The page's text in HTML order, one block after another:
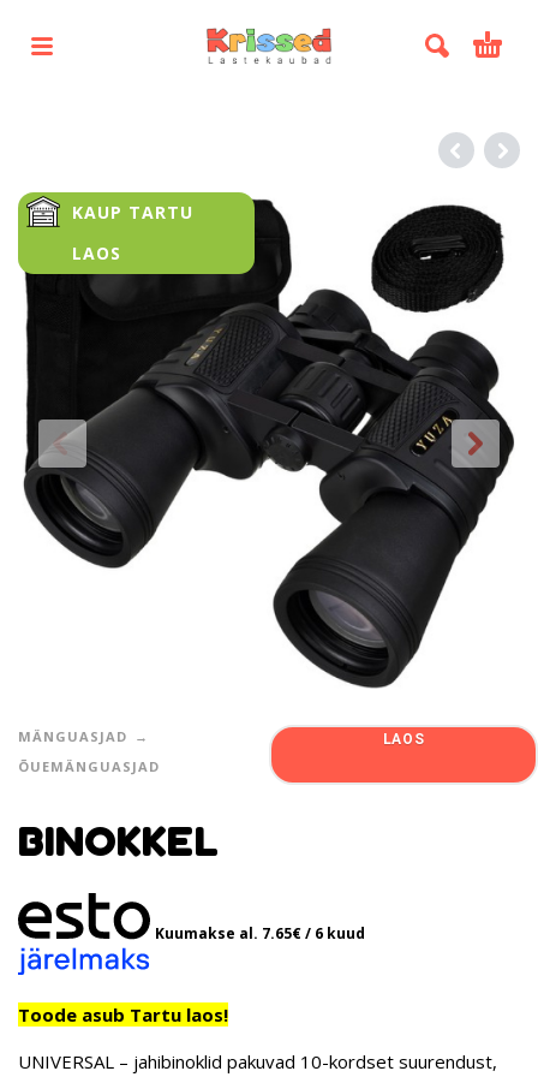
KAUP TARTU
LAOS
MÄNGUASJAD
ÕUEMÄNGUASJAD
LAOS
BINOKKEL
Kuumakse al. 7.65€/ 6 kuud
Toode asub Tartu laos!
UNIVERSAL – jahibinoklid pakuvad 10-kordset suurendust,